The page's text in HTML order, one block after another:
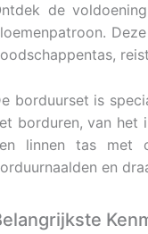
de
borduurset is
borduren, van het
linnen tas met
en